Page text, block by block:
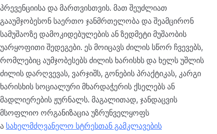
პრევენციისა და მართვისთვის. მათ შეუძლიათ
გააუმჯობესონ საერთო ჯანმრთელობა და შეამცირონ
სამუშაოზე დამოკიდებულების ან ზედმეტი მუშაობის
უარყოფითი შედეგები. ეს მოიცავს ძილის სწორ ჩვევებს,
რომლებიც აუმჯობესებს ძილის ხარისხს და ხელს უშლის
ძილის დარღვევას, ვარჯიშს, გონების პრაქტიკას, კარგი
ხარისხის სოციალური მხარდაჭერის ქსელებს ან
მადლიერების ჟურნალს. მაგალითად, ჯანდაცვის
მსოფლიო ორგანიზაცია უზრუნველყოფს
ა სახელმძღვანელო სტრესთან გამკლავების